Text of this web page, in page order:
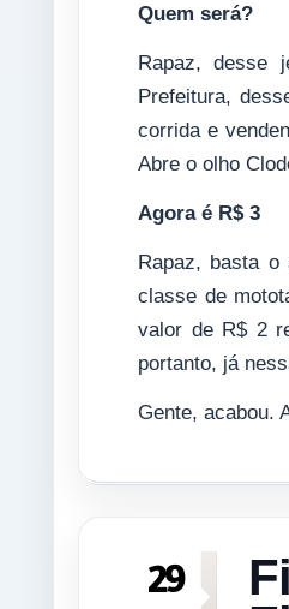
Quem será?
Rapaz, desse
Prefeitura,
corrida e
Abre o olho
Agora é R$ 3
Rapaz, basta o
classe de
valor de R$ 2
portanto, já
Gente, acabou.
29